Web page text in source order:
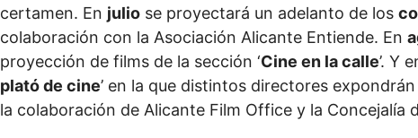
certamen. En julio se proyectará un adelanto de los
colaboración con la Asociación Alicante Entiende. En
proyección de films de la sección ‘Cine en la calle’. Y
plató de cine’ en la que distintos directores
la colaboración de Alicante Film Office y la Concejalía